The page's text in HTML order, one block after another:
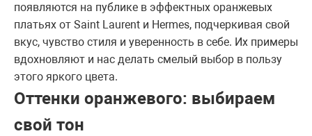
появляются на публике в эффектных оранжевых
платьях от Saint Laurent и Hermes, подчеркивая свой
вкус, чувство стиля и уверенность в себе. Их примеры
вдохновляют и нас делать смелый выбор в пользу
этого яркого цвета.
Оттенки оранжевого: выбираем
свой тон